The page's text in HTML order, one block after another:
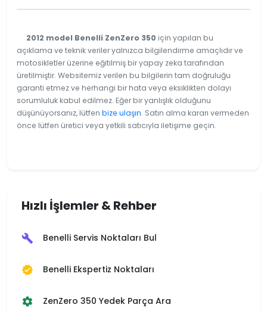
2012 model Benelli ZenZero 350 için yapılan bu
açıklama ve teknik veriler yalnızca bilgilendirme amaçlıdır ve
motosikletler üzerine eğitilmiş bir yapay zeka tarafından
üretilmiştir. Websitemiz verilen bu bilgilerin tam doğruluğu
garanti etmez ve herhangi bir hata veya eksiklikten dolayı
sorumluluk kabul edilmez. Eğer bir yanlışlık olduğunu
düşünüyorsanız, lütfen bize ulaşın. Satın alma kararı vermeden
önce lütfen üretici veya yetkili satıcıyla iletişime geçin.
Hızlı İşlemler & Rehber
build Benelli Servis Noktaları Bul
verified Benelli Ekspertiz Noktaları
settings ZenZero 350 Yedek Parça Ara